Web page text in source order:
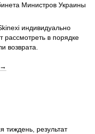
Министров Украины
индивидуально
рассмотреть в порядке
возврата.
→
тиждень, результат